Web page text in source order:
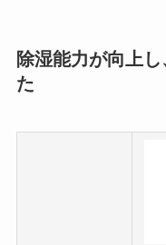
除湿能力が向上
た